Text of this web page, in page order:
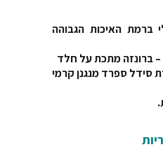
ברמת האיכות הגבוהה
סידל ספרד מנגנן קרמי